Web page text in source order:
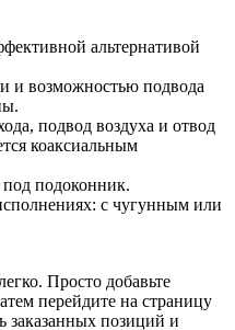
альтернативой
и возможностью подвода
подвод воздуха и отвод
коаксиальным
подоконник.
с чугунным или
Просто добавьте
перейдите на страницу
заказанных позиций и